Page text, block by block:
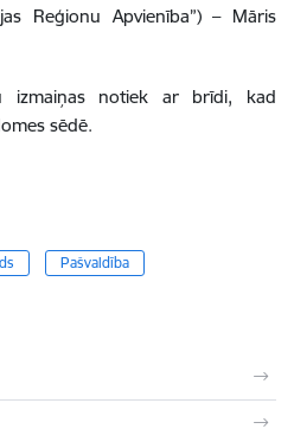
Reģionu Apvienība”) – Māris
izmaiņas notiek ar brīdi, kad
sēdē.
Pašvaldība